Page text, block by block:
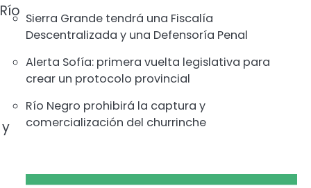
Sierra Grande tendrá una Fiscalía
Descentralizada y una Defensoría Penal
Alerta Sofía: primera vuelta legislativa para
crear un protocolo provincial
Río Negro prohibirá la captura y
comercialización del churrinche